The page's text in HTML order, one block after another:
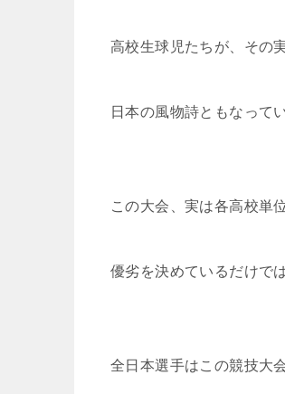
高校生球児たちが、その
日本の風物詩ともなって
この大会、実は各高校単
優劣を決めているだけで
全日本選手はこの競技大